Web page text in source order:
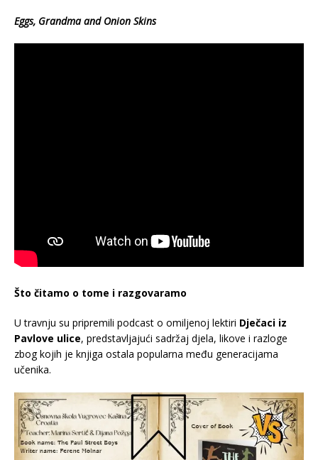
Eggs, Grandma and Onion Skins
Što čitamo o tome i razgovaramo
U travnju su pripremili podcast o omiljenoj lektiri Dječaci iz
Pavlove ulice, predstavljajući sadržaj djela, likove i razloge
zbog kojih je knjiga ostala popularna među generacijama
učenika.